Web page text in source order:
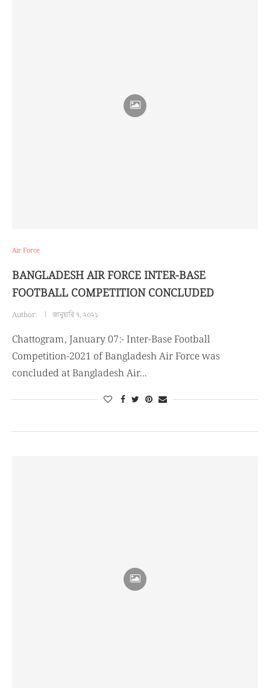
Air Force
BANGLADESH AIR FORCE INTER-BASE
FOOTBALL COMPETITION CONCLUDED
Author: জানুয়ারি ৭, ২০২১
Chattogram, January 07:- Inter-Base Football
Competition-2021 of Bangladesh Air Force was
concluded at Bangladesh Air…